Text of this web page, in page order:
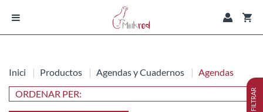
Inici Productos Agendas y Cuadernos Agendas
FILTRAR